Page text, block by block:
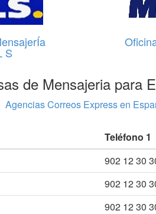
S
de Mensajeria para
Agencias Correos Express en
Teléfono 1
902 12 30
902 12 30
902 12 30